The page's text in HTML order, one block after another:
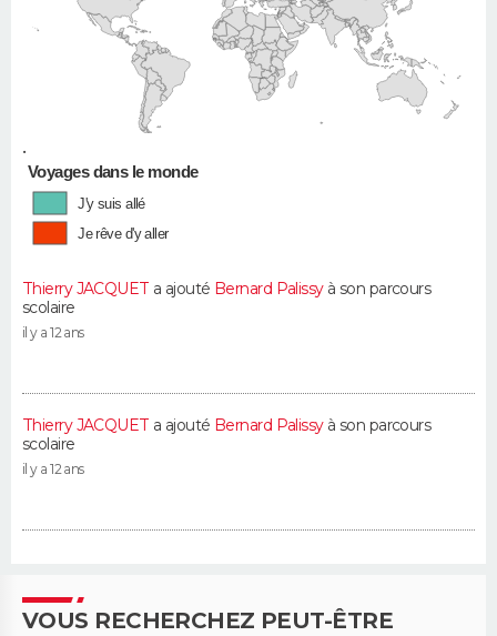
•
Voyages dans le monde
J'y suis allé
Je rêve d'y aller
Thierry JACQUET a ajouté Bernard Palissyà son parcours
scolaire
il y a 12 ans
Thierry JACQUET a ajouté Bernard Palissyà son parcours
scolaire
il y a 12 ans
VOUS RECHERCHEZ PEUT-ÊTRE